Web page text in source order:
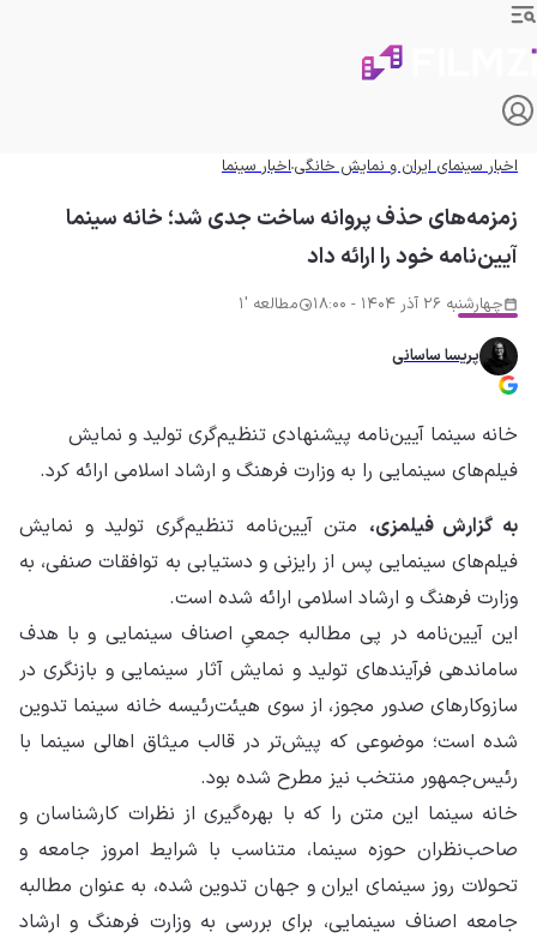
اخبار سینمای ایران و نمایش خانگیاخبار سینما
زمزمه‌های حذف پروانه ساخت جدی شد؛ خانه سینما
آیین‌نامه خود را ارائه داد
چهارشنبه 26 آذر 1404 - 18:00 مطالعه '1
پریسا ساسانی
خانه سینما آیین‌نامه پیشنهادی تنظیم‌گری تولید و نمایش
فیلم‌های سینمایی را به وزارت فرهنگ و ارشاد اسلامی ارائه کرد.
به گزارش فیلمزی، متن آیین‌نامه تنظیم‌گری تولید و نمایش
فیلم‌های سینمایی پس از رایزنی و دستیابی به توافقات صنفی، به
وزارت فرهنگ و ارشاد اسلامی ارائه شده است.
این آیین‌نامه در پی مطالبه جمعیِ اصناف سینمایی و با هدف
ساماندهی فرآیندهای تولید و نمایش آثار سینمایی و بازنگری در
سازوکارهای صدور مجوز، از سوی هیئت‌رئیسه خانه سینما تدوین
شده است؛ موضوعی که پیش‌تر در قالب میثاق اهالی سینما با
رئیس‌جمهور منتخب نیز مطرح شده بود.
خانه سینما این متن را که با بهره‌گیری از نظرات کارشناسان و
صاحب‌نظران حوزه سینما، متناسب با شرایط امروز جامعه و
تحولات روز سینمای ایران و جهان تدوین شده، به عنوان مطالبه
جامعه اصناف سینمایی، برای بررسی به وزارت فرهنگ و ارشاد